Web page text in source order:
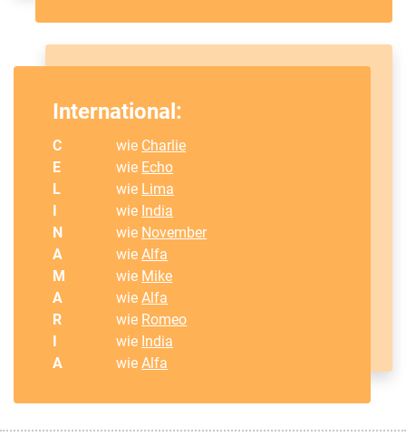
International:
C wie Charlie
E
wie Echo
L
wie Lima
wie India
N
wie November
A
wieAlfa
M
wie Mike
A
wieAlfa
R
wie Romeo
wie India
A
wieAlfa